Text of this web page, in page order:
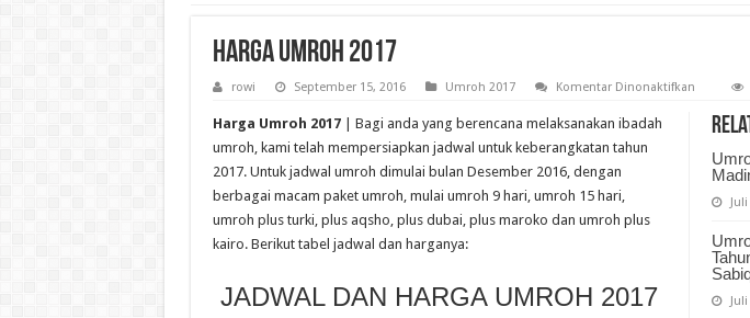
Harga Umroh 2017
rowi September 15, 2016 Umroh 2017 Komentar Dinonaktifkanpada
Umroh
2017
Harga Umroh 2017| Bagi anda yang berencana melaksanakan ibadah
umroh, kami telah mempersiapkan jadwal untuk keberangkatan tahun
2017. Untuk jadwal umroh dimulai bulan Desember 2016, dengan
berbagai macam paket umroh, mulai umroh 9 hari, umroh 15 hari,
umroh plus turki, plus aqsho, plus dubai, plus maroko dan umroh plus
kairo. Berikut tabel jadwal dan harganya:
JADWAL DAN HARGA UMROH 2017